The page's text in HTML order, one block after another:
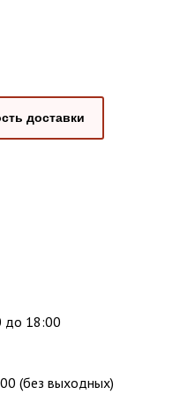
доставки
до 18:00
(без выходных)